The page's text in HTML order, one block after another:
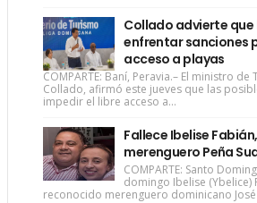
Collado advierte
enfrentar sanciones
acceso a playas
COMPARTE: Baní, Peravia.– El ministro de
Collado, afirmó este jueves que las
impedir el libre acceso a...
Fallece Ibelise
merenguero Peña
COMPARTE: Santo
domingo Ibelise (Ybelice)
reconocido merenguero dominicano José